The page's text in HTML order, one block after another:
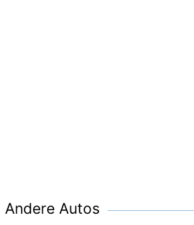
Andere Autos